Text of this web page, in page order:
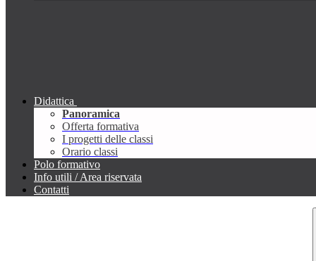
Didattica
Panoramica
Offerta formativa
I progetti delle classi
Orario classi
Polo formativo
Info utili / Area riservata
Contatti